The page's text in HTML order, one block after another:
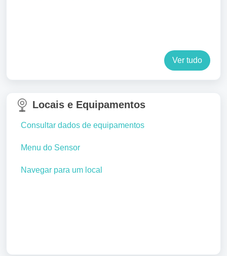
Ver tudo
Locais e Equipamentos
Consultar dados de equipamentos
Menu do Sensor
Navegar para um local